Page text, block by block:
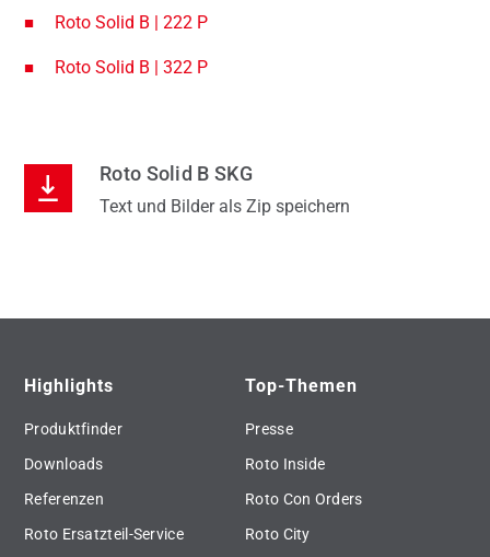
Roto Solid B | 222 P
Roto Solid B | 322 P
Roto Solid B SKG
Text und Bilder als Zip speichern
Highlights
Produktfinder
Downloads
Referenzen
Roto Ersatzteil-Service
Top-Themen
Presse
Roto Inside
Roto Con Orders
Roto City